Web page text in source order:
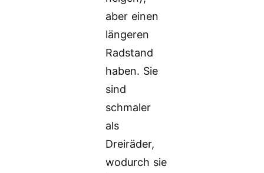
aber einen
längeren
Radstand
haben. Sie
sind
schmaler
als
Dreiräder,
wodurch sie